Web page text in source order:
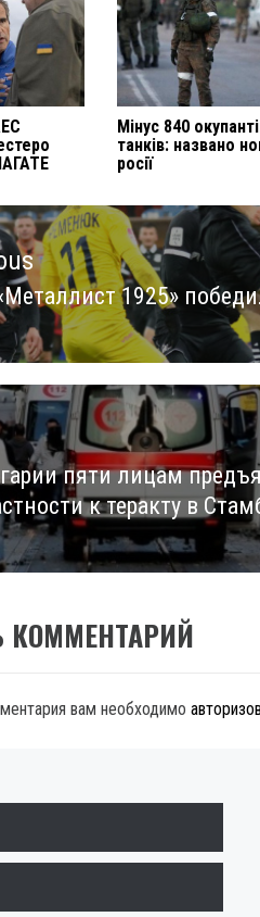
Мінус 840
танків: названо
росії
1925»
пяти лицам
к теракту в
КОММЕНТАРИЙ
вам необходимо